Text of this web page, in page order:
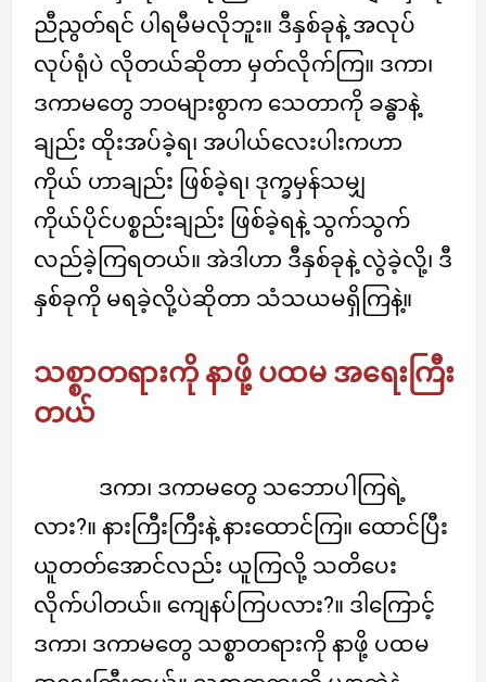
ညီညွတ်ရင် ပါရမီမလိုဘူး။ ဒီနှစ်ခုနဲ့ အလုပ်
လုပ်ရုံပဲ လိုတယ်ဆိုတာ မှတ်လိုက်ကြ။ ဒကာ၊
ဒကာမတွေ ဘဝများစွာက သေတာကို ခန္ဓာနဲ့
ချည်း ထိုးအပ်ခဲ့ရ၊ အပါယ်လေးပါးကဟာ
ကိုယ် ဟာချည်း ဖြစ်ခဲ့ရ၊ ဒုက္ခမှန်သမျှ
ကိုယ်ပိုင်ပစ္စည်းချည်း ဖြစ်ခဲ့ရနဲ့ သွက်သွက်
လည်ခဲ့ကြရတယ်။ အဲဒါဟာ ဒီနှစ်ခုနဲ့ လွဲခဲ့လို့၊ ဒီ
နှစ်ခုကို မရခဲ့လို့ပဲဆိုတာ သံသယမရှိကြနဲ့။
သစ္စာတရားကို နာဖို့ ပထမ အရေးကြီး
တယ်
ဒကာ၊ ဒကာမတွေ သဘောပါကြရဲ့
လား?။ နားကြီးကြီးနဲ့ နားထောင်ကြ။ ထောင်ပြီး
ယူတတ်အောင်လည်း ယူကြလို့ သတိပေး
လိုက်ပါတယ်။ ကျေနပ်ကြပလား?။ ဒါကြောင့်
ဒကာ၊ ဒကာမတွေ သစ္စာတရားကို နာဖို့ ပထမ